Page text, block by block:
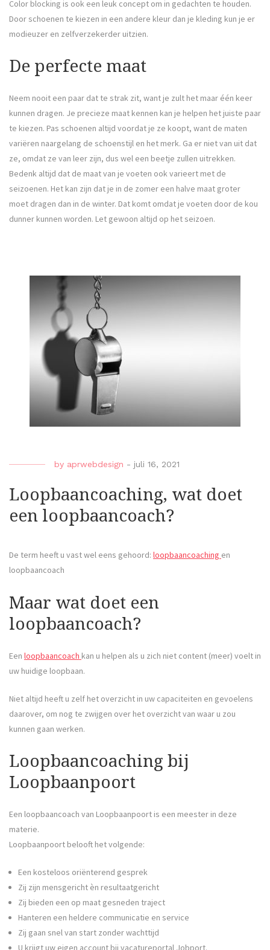
Color blocking is ook een leuk concept om in gedachten te houden.
Door schoenen te kiezen in een andere kleur dan je kleding kun je er
modieuzer en zelfverzekerder uitzien.
De perfecte maat
Neem nooit een paar dat te strak zit, want je zult het maar één keer
kunnen dragen. Je precieze maat kennen kan je helpen het juiste paar
te kiezen. Pas schoenen altijd voordat je ze koopt, want de maten
variëren naargelang de schoenstijl en het merk. Ga er niet van uit dat
ze, omdat ze van leer zijn, dus wel een beetje zullen uitrekken.
Bedenk altijd dat de maat van je voeten ook varieert met de
seizoenen. Het kan zijn dat je in de zomer een halve maat groter
moet dragen dan in de winter. Dat komt omdat je voeten door de kou
dunner kunnen worden. Let gewoon altijd op het seizoen.
by aprwebdesign - juli 16, 2021
Loopbaancoaching, wat doet
een loopbaancoach?
De term heeft u vast wel eens gehoord: loopbaancoaching en
loopbaancoach
Maar wat doet een
loopbaancoach?
Een loopbaancoach kan u helpen als u zich niet content (meer) voelt in
uw huidige loopbaan.
Niet altijd heeft u zelf het overzicht in uw capaciteiten en gevoelens
daarover, om nog te zwijgen over het overzicht van waar u zou
kunnen gaan werken.
Loopbaancoaching bij
Loopbaanpoort
Een loopbaancoach van Loopbaanpoort is een meester in deze
materie.
Loopbaanpoort belooft het volgende:
Een kosteloos oriënterend gesprek
Zij zijn mensgericht èn resultaatgericht
Zij bieden een op maat gesneden traject
Hanteren een heldere communicatie en service
Zij gaan snel van start zonder wachttijd
U krijgt uw eigen account bij vacatureportal Jobport.